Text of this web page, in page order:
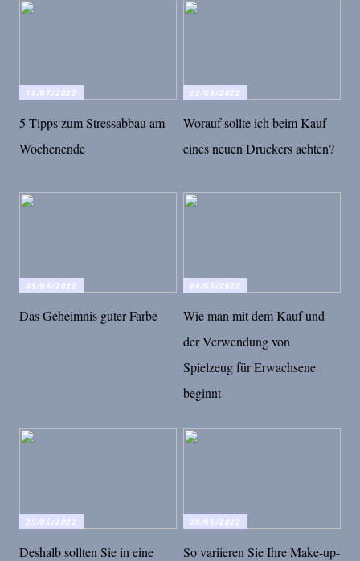
18/07/2022
5 Tipps zum Stressabbau am
Wochenende
25/06/2022
Worauf sollte ich beim Kauf
eines neuen Druckers achten?
05/06/2022
Das Geheimnis guter Farbe
04/06/2022
Wie man mit dem Kauf und
der Verwendung von
Spielzeug für Erwachsene
beginnt
25/05/2022
Deshalb sollten Sie in eine
20/05/2022
So variieren Sie Ihre Make-up-